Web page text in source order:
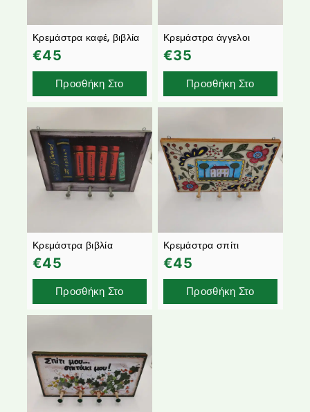
Κρεμάστρα καφέ, βιβλία
€45
Προσθήκη Στο
Κρεμάστρα άγγελοι
€35
Προσθήκη Στο
Κρεμάστρα βιβλία
€45
Προσθήκη Στο
Κρεμάστρα σπίτι
€45
Προσθήκη Στο